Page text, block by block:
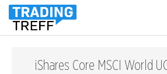
iShares Core MSCI World